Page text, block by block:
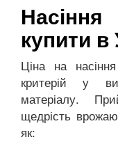
купити в
Ціна на
критерій у
матеріалу.
щедрість
як: